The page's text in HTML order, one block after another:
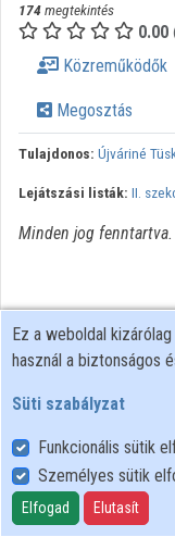
Intézmények
Közreműködők
174megtekintés
0.00
Közreműködők
Megosztás
Tulajdonos: Újváriné
Lejátszási listák: II.
Minden jog fenntartva.
Felhasználói szabályzat
Adatkezelési tájékoztató
Süti szabályzat
Ez a weboldal
használ a biztonságos
Süti szabályzat
Funkcionális sütik
Személyes sütik
Elfogad Elutasít